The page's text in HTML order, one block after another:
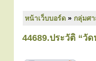
หน้าเว็บบอร์ด » กลุ่มศ
44689.ประวัติ “วั